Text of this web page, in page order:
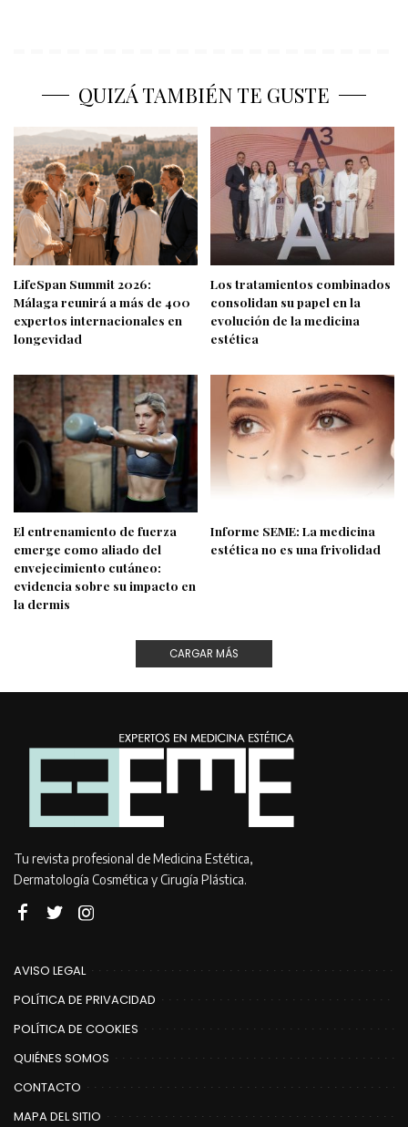
QUIZÁ TAMBIÉN TE GUSTE
LifeSpan Summit 2026:
Málaga reunirá a más de 400
expertos internacionales en
longevidad
Los tratamientos combinados
consolidan su papel en la
evolución de la medicina
estética
El entrenamiento de fuerza
emerge como aliado del
envejecimiento cutáneo:
evidencia sobre su impacto en
la dermis
Informe SEME: La medicina
estética no es una frivolidad
CARGAR MÁS
Tu revista profesional de Medicina Estética,
Dermatología Cosmética y Cirugía Plástica.
AVISO LEGAL
POLÍTICA DE PRIVACIDAD
POLÍTICA DE COOKIES
QUIÉNES SOMOS
CONTACTO
MAPA DEL SITIO